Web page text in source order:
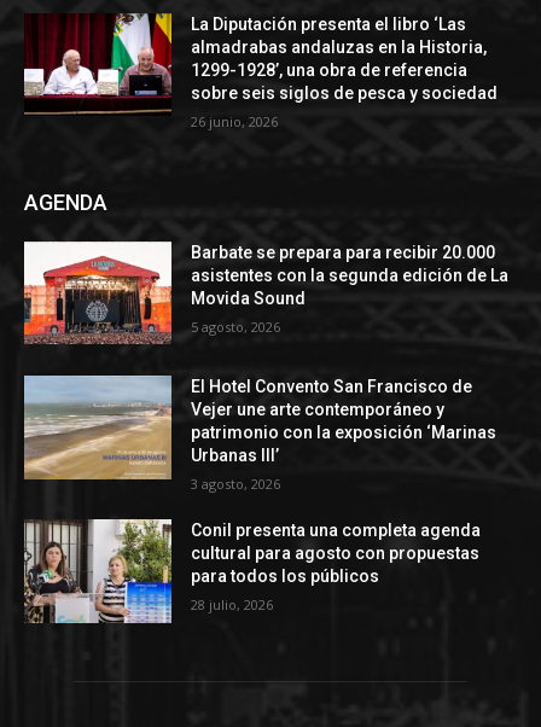
La Diputación presenta el libro ‘Las
almadrabas andaluzas en la Historia,
1299-1928’, una obra de referencia
sobre seis siglos de pesca y sociedad
26 junio, 2026
AGENDA
Barbate se prepara para recibir 20.000
asistentes con la segunda edición de La
Movida Sound
5 agosto, 2026
El Hotel Convento San Francisco de
Vejer une arte contemporáneo y
patrimonio con la exposición ‘Marinas
Urbanas III’
3 agosto, 2026
Conil presenta una completa agenda
cultural para agosto con propuestas
para todos los públicos
28 julio, 2026